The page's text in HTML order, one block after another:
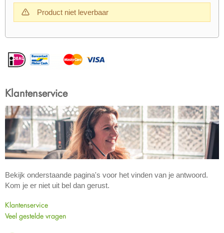
Product niet leverbaar
Klantenservice
Bekijk onderstaande pagina's voor het vinden van je antwoord.
Kom je er niet uit bel dan gerust.
Klantenservice
Veel gestelde vragen